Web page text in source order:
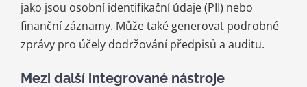
jako jsou osobní identifikační údaje (PII) nebo
finanční záznamy. Může také generovat podrobné
zprávy pro účely dodržování předpisů a auditu.
Mezi další integrované nástroje